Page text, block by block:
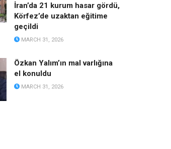
İran’da 21 kurum hasar gördü,
Körfez’de uzaktan eğitime
geçildi
MARCH 31, 2026
Özkan Yalım’ın mal varlığına
el konuldu
MARCH 31, 2026